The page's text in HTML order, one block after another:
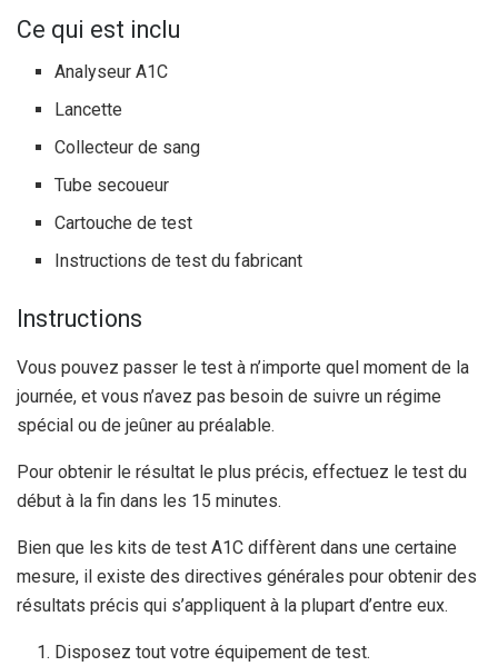
Ce qui est inclu
Analyseur A1C
Lancette
Collecteur de sang
Tube secoueur
Cartouche de test
Instructions de test du fabricant
Instructions
Vous pouvez passer le test à n’importe quel moment de la
journée, et vous n’avez pas besoin de suivre un régime
spécial ou de jeûner au préalable.
Pour obtenir le résultat le plus précis, effectuez le test du
début à la fin dans les 15 minutes.
Bien que les kits de test A1C diffèrent dans une certaine
mesure, il existe des directives générales pour obtenir des
résultats précis qui s’appliquent à la plupart d’entre eux.
Disposez tout votre équipement de test.